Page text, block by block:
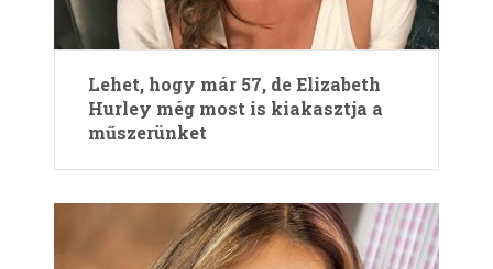
Lehet, hogy már 57, de Elizabeth
Hurley még most is kiakasztja a
műszerünket